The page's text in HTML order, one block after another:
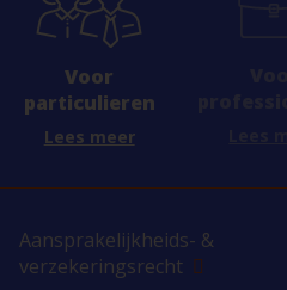
Voor
particulieren
Lees meer
Aansprakelijkheids- &
verzekeringsrecht